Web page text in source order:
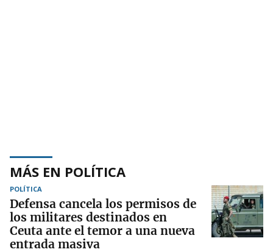
MÁS EN POLÍTICA
POLÍTICA
Defensa cancela los permisos de
los militares destinados en
Ceuta ante el temor a una nueva
entrada masiva